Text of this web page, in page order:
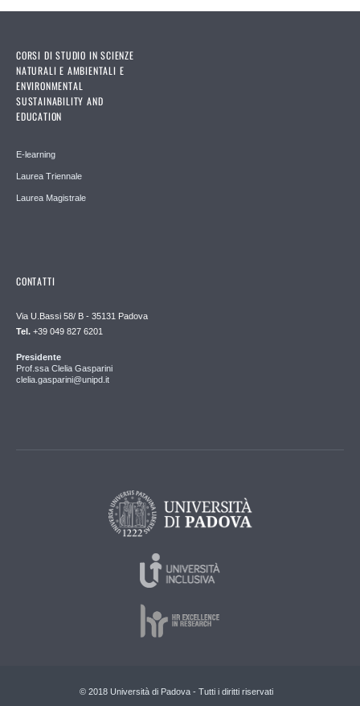
CORSI DI STUDIO IN SCIENZE
NATURALI E AMBIENTALI E
ENVIRONMENTAL
SUSTAINABILITY AND
EDUCATION
E-learning
Laurea Triennale
Laurea Magistrale
CONTATTI
Via U.Bassi 58/ B - 35131 Padova
Tel. +39 049 827 6201
Presidente
Prof.ssa Clelia Gasparini
clelia.gasparini@unipd.it
© 2018 Università di Padova - Tutti i diritti riservati